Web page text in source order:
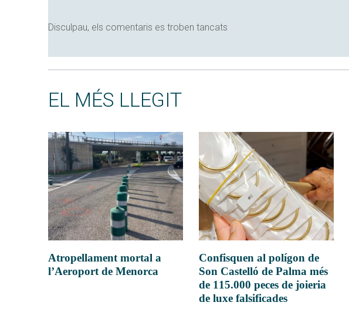
Disculpau, els comentaris es troben tancats
EL MÉS LLEGIT
Atropellament mortal a
l’Aeroport de Menorca
Confisquen al polígon de
Son Castelló de Palma més
de 115.000 peces de joieria
de luxe falsificades